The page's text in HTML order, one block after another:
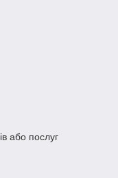
або послуг